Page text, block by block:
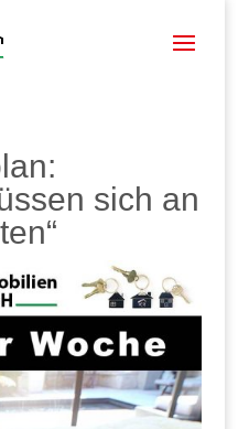
sich an